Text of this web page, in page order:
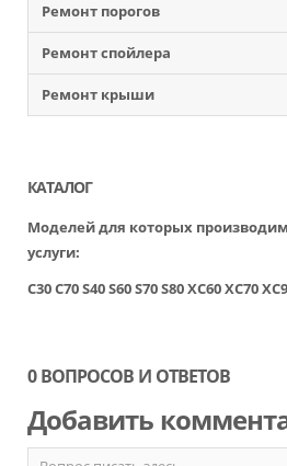
Ремонт порогов
Ремонт спойлера
Ремонт крыши
КАТАЛОГ
Моделей для которых
услуги:
C30C70S40S60S70S80XC60XC70
0 ВОПРОСОВ И ОТВЕТОВ
Добавить